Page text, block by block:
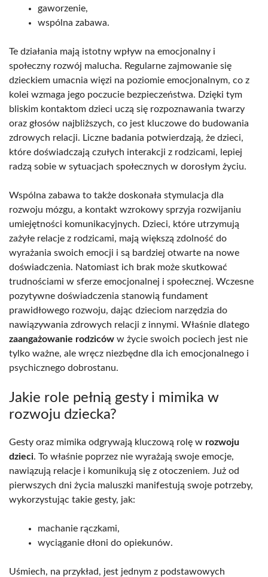
gaworzenie,
wspólna zabawa.
Te działania mają istotny wpływ na emocjonalny i
społeczny rozwój malucha. Regularne zajmowanie się
dzieckiem umacnia więzi na poziomie emocjonalnym, co z
kolei wzmaga jego poczucie bezpieczeństwa. Dzięki tym
bliskim kontaktom dzieci uczą się rozpoznawania twarzy
oraz głosów najbliższych, co jest kluczowe do budowania
zdrowych relacji. Liczne badania potwierdzają, że dzieci,
które doświadczają czułych interakcji z rodzicami, lepiej
radzą sobie w sytuacjach społecznych w dorosłym życiu.
Wspólna zabawa to także doskonała stymulacja dla
rozwoju mózgu, a kontakt wzrokowy sprzyja rozwijaniu
umiejętności komunikacyjnych. Dzieci, które utrzymują
zażyłe relacje z rodzicami, mają większą zdolność do
wyrażania swoich emocji i są bardziej otwarte na nowe
doświadczenia. Natomiast ich brak może skutkować
trudnościami w sferze emocjonalnej i społecznej. Wczesne
pozytywne doświadczenia stanowią fundament
prawidłowego rozwoju, dając dzieciom narzędzia do
nawiązywania zdrowych relacji z innymi. Właśnie dlatego
zaangażowanie rodziców w życie swoich pociech jest nie
tylko ważne, ale wręcz niezbędne dla ich emocjonalnego i
psychicznego dobrostanu.
Jakie role pełnią gesty i mimika w
rozwoju dziecka?
Gesty oraz mimika odgrywają kluczową rolę w rozwoju
dzieci. To właśnie poprzez nie wyrażają swoje emocje,
nawiązują relacje i komunikują się z otoczeniem. Już od
pierwszych dni życia maluszki manifestują swoje potrzeby,
wykorzystując takie gesty, jak:
machanie rączkami,
wyciąganie dłoni do opiekunów.
Uśmiech, na przykład, jest jednym z podstawowych